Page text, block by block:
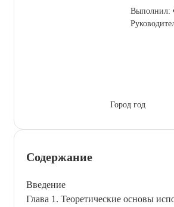
Выполнил:
Город год
Содержание
Введение
Глава 1. Теоретические основы